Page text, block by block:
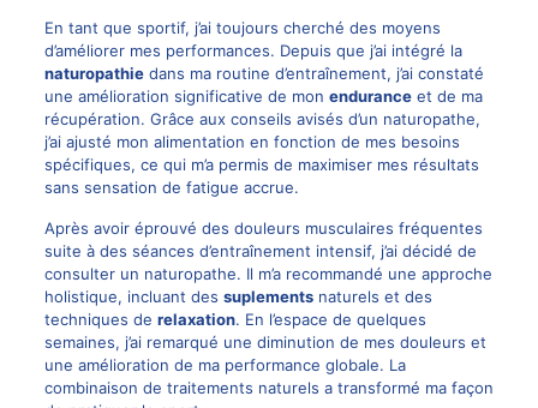
En tant que sportif, j’ai toujours cherché des moyens
d’améliorer mes performances. Depuis que j’ai intégré la
naturopathiedans ma routine d’entraînement, j’ai constaté
une amélioration significative de mon enduranceet de ma
récupération. Grâce aux conseils avisés d’un naturopathe,
j’ai ajusté mon alimentation en fonction de mes besoins
spécifiques, ce qui m’a permis de maximiser mes résultats
sans sensation de fatigue accrue.
Après avoir éprouvé des douleurs musculaires fréquentes
suite à des séances d’entraînement intensif, j’ai décidé de
consulter un naturopathe. Il m’a recommandé une approche
holistique, incluant des suplementsnaturels et des
techniques de relaxation. En l’espace de quelques
semaines, j’ai remarqué une diminution de mes douleurs et
une amélioration de ma performance globale. La
combinaison de traitements naturels a transformé ma façon